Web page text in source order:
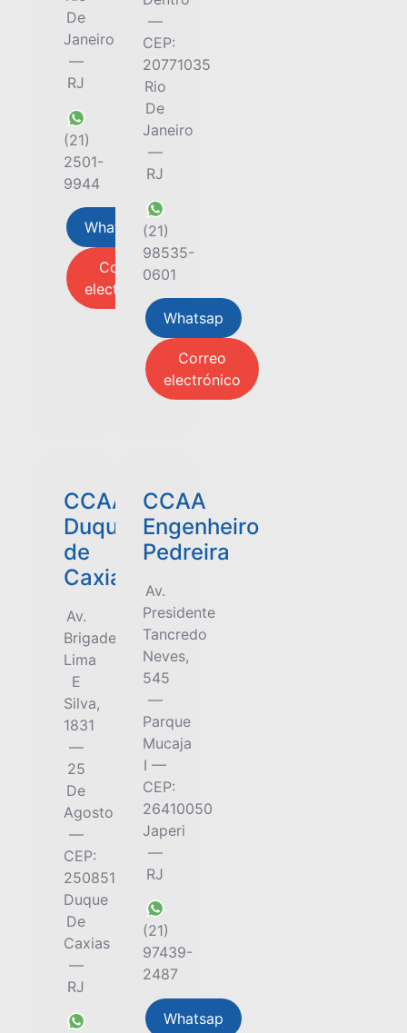
De
Janeiro
—
RJ
(21)
2501-
9944
Whatsap
Correo
electrónico
—
CEP:
20771035
Rio
De
Janeiro
—
RJ
(21)
98535-
0601
Whatsap
Correo
electrónico
CCAA
Duque
de
Caxias
Av.
Brigadeiro
Lima
E
Silva,
1831
—
25
De
Agosto
—
CEP:
25085131
Duque
De
Caxias
—
RJ
CCAA
Engenheiro
Pedreira
Av.
Presidente
Tancredo
Neves,
545
—
Parque
Mucaja
I —
CEP:
26410050
Japeri
—
RJ
(21)
97439-
2487
Whatsap